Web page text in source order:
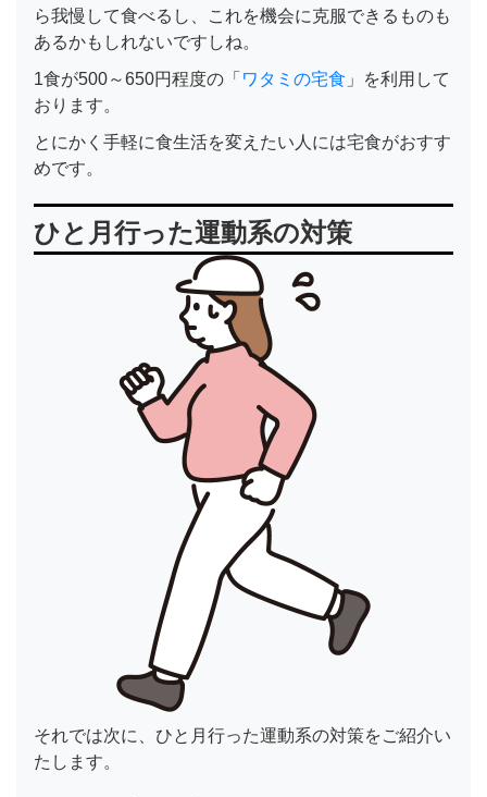
ら我慢して食べるし、これを機会に克服できるものも
あるかもしれないですしね。
1食が500～650円程度の「 ワタミの宅食 」を利用して
おります。
とにかく手軽に食生活を変えたい人には宅食がおすす
めです。
ひと月行った運動系の対策
それでは次に、ひと月行った運動系の対策をご紹介い
たします。